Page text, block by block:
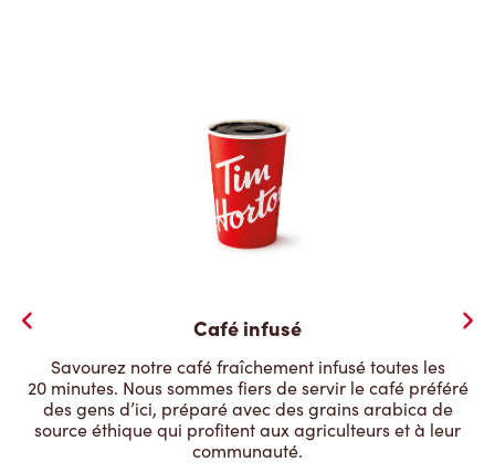
Café infusé
Savourez notre café fraîchement infusé toutes les
20 minutes. Nous sommes fiers de servir le café préféré
des gens d’ici, préparé avec des grains arabica de
source éthique qui profitent aux agriculteurs et à leur
communauté.